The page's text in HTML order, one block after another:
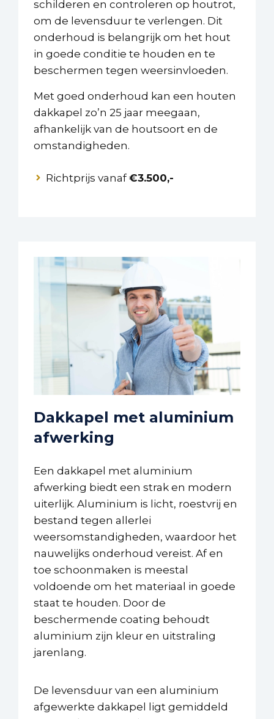
schilderen en controleren op houtrot,
om de levensduur te verlengen. Dit
onderhoud is belangrijk om het hout
in goede conditie te houden en te
beschermen tegen weersinvloeden.
Met goed onderhoud kan een houten
dakkapel zo’n 25 jaar meegaan,
afhankelijk van de houtsoort en de
omstandigheden.
Richtprijs vanaf€3.500,-
Dakkapel met aluminium
afwerking
Een dakkapel met aluminium
afwerking biedt een strak en modern
uiterlijk. Aluminium is licht, roestvrij en
bestand tegen allerlei
weersomstandigheden, waardoor het
nauwelijks onderhoud vereist. Af en
toe schoonmaken is meestal
voldoende om het materiaal in goede
staat te houden. Door de
beschermende coating behoudt
aluminium zijn kleur en uitstraling
jarenlang.
De levensduur van een aluminium
afgewerkte dakkapel ligt gemiddeld